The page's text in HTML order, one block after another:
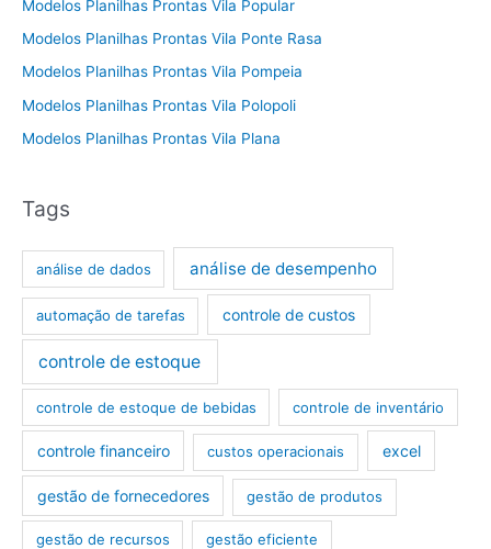
Modelos Planilhas Prontas Vila Popular
Modelos Planilhas Prontas Vila Ponte Rasa
Modelos Planilhas Prontas Vila Pompeia
Modelos Planilhas Prontas Vila Polopoli
Modelos Planilhas Prontas Vila Plana
Tags
análise de dados análise de desempenho
automação de tarefas controle de custos
controle de estoque
controle de estoque de bebidas controle de inventário
controle financeiro custos operacionais excel
gestão de fornecedores gestão de produtos
gestão de recursos gestão eficiente